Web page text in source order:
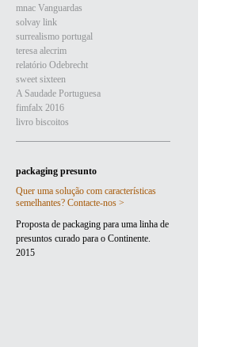
mnac Vanguardas
solvay link
surrealismo portugal
teresa alecrim
relatório Odebrecht
sweet sixteen
A Saudade Portuguesa
fimfalx 2016
livro biscoitos
packaging presunto
Quer uma solução com características
semelhantes? Contacte-nos >
Proposta de packaging para uma linha de
presuntos curado para o Continente.
2015